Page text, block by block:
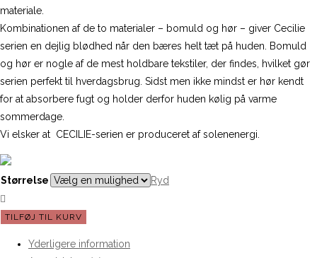
materiale.
Kombinationen af de to materialer – bomuld og hør – giver Cecilie
serien en dejlig blødhed når den bæres helt tæt på huden. Bomuld
og hør er nogle af de mest holdbare tekstiler, der findes, hvilket gør
serien perfekt til hverdagsbrug. Sidst men ikke mindst er hør kendt
for at absorbere fugt og holder derfor huden kølig på varme
sommerdage.
Vi elsker at CECILIE-serien er produceret af solenenergi.
Størrelse Ryd
CARE
TILFØJ TIL KURV
Yderligere information